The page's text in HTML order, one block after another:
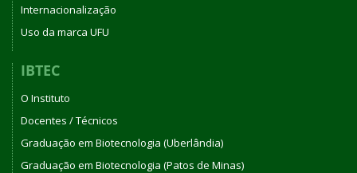
Internacionalização
Uso da marca UFU
IBTEC
O Instituto
Docentes / Técnicos
Graduação em Biotecnologia (Uberlândia)
Graduação em Biotecnologia (Patos de Minas)